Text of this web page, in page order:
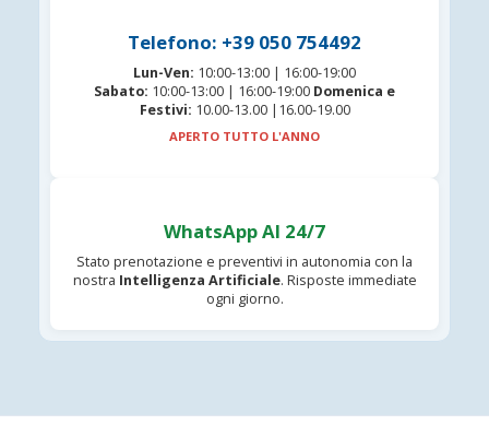
Telefono: +39 050 754492
Lun-Ven: 10:00-13:00 | 16:00-19:00
Sabato: 10:00-13:00 | 16:00-19:00 Domenica e
Festivi: 10.00-13.00 |16.00-19.00
APERTO TUTTO L'ANNO
WhatsApp AI 24/7
Stato prenotazione e preventivi in autonomia con la
nostra Intelligenza Artificiale. Risposte immediate
ogni giorno.